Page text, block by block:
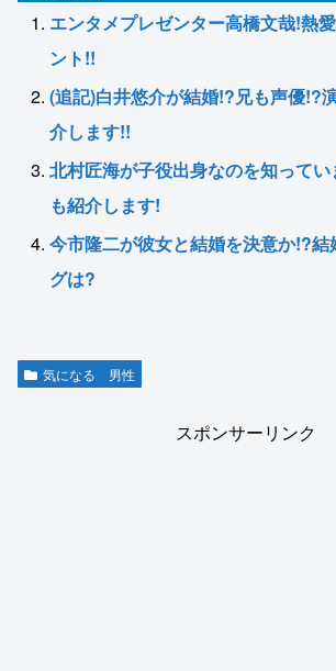
エンタメプレゼンター高橋文哉!熱
ント!!
(追記)白井悠介が結婚!?兄も声優!?
介します!!
北村匠海が子役出身なのを知って
も紹介します!
今市隆二が彼女と結婚を決意か!?
グは?
気になる 男性
スポンサーリンク